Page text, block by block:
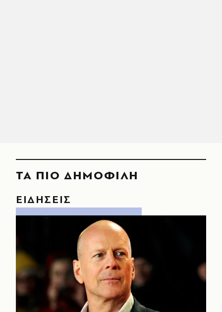
ΤΑ ΠΙΟ ΔΗΜΟΦΙΛΗ
ΕΙΔΗΣΕΙΣ